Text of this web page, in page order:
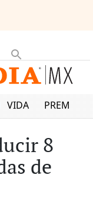
VIDA PREMIUM
8
de